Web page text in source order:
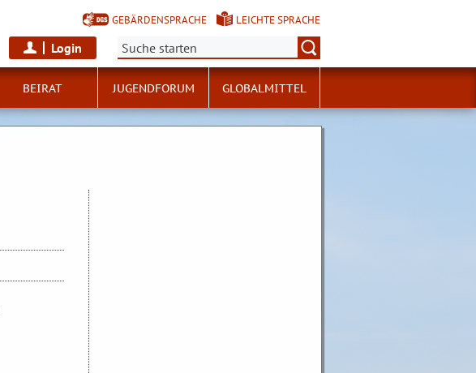
GEBÄRDENSPRACHE LEICHTE SPRACHE
Login Suche:
BEIRAT JUGENDFORUM GLOBALMITTEL